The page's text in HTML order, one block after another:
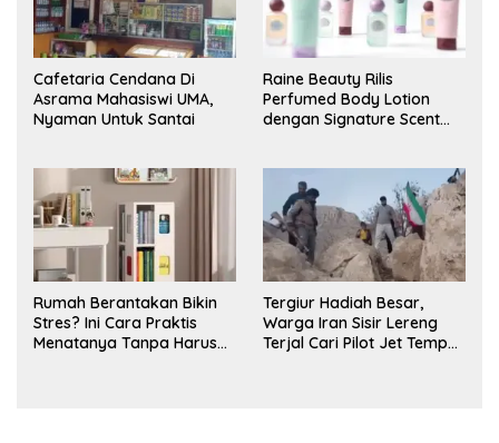
Cafetaria Cendana Di
Asrama Mahasiswi UMA,
Nyaman Untuk Santai
Raine Beauty Rilis
Perfumed Body Lotion
dengan Signature Scent
Rumah Berantakan Bikin
Stres? Ini Cara Praktis
Menatanya Tanpa Harus
Tergiur Hadiah Besar,
Warga Iran Sisir Lereng
Terjal Cari Pilot Jet Tempur